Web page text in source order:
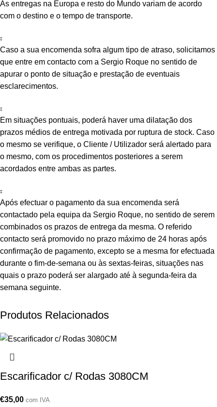
As entregas na Europa e resto do Mundo variam de acordo
com o destino e o tempo de transporte.
Caso a sua encomenda sofra algum tipo de atraso, solicitamos
que entre em contacto com a Sergio Roque no sentido de
apurar o ponto de situação e prestação de eventuais
esclarecimentos.
Em situações pontuais, poderá haver uma dilatação dos
prazos médios de entrega motivada por ruptura de stock. Caso
o mesmo se verifique, o Cliente / Utilizador será alertado para
o mesmo, com os procedimentos posteriores a serem
acordados entre ambas as partes.
Após efectuar o pagamento da sua encomenda será
contactado pela equipa da Sergio Roque, no sentido de serem
combinados os prazos de entrega da mesma. O referido
contacto será promovido no prazo máximo de 24 horas após
confirmação de pagamento, excepto se a mesma for efectuada
durante o fim-de-semana ou às sextas-feiras, situações nas
quais o prazo poderá ser alargado até à segunda-feira da
semana seguinte.
Produtos Relacionados
Escarificador c/ Rodas 3080CM
€35,00 com IVA